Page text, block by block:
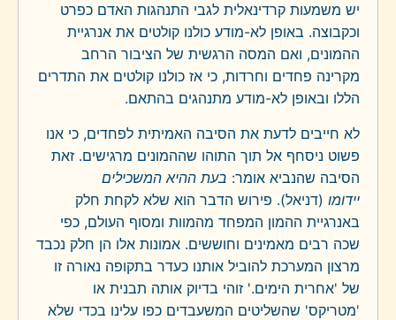
יש משמעות קרדינאלית לגבי התנהגות האדם כפרט
וכקבוצה. באופן לא-מודע כולנו קולטים את אנרגיית
ההמונים, ואם המסה הרגשית של הציבור הרחב
מקרינה פחדים וחרדות, כי אז כולנו קולטים את התדרים
הללו ובאופן לא-מודע מתנהגים בהתאם.
לא חייבים לדעת את הסיבה האמיתית לפחדים, כי אנו
פשוט ניסחף אל תוך התוהו שההמונים מרגישים. זאת
הסיבה שהנביא אומר: בעת ההיא המשכילים
יידומו (דניאל). פירוש הדבר הוא שלא לקחת חלק
באנרגיית ההמון המפחד מהמוות ומסוף העולם, כפי
שכה רבים מאמינים וחוששים. אמונות אלו הן חלק נכבד
מרצון המערכת להוביל אותנו כעדר בתקופה נאורה זו
של 'אחרית הימים.' זוהי בדיוק אותה תבנית או
'מטריקס' שהשליטים המשעבדים כפו עלינו בכדי שלא